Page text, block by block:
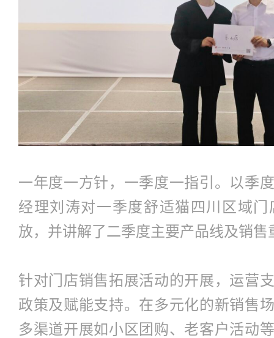
一年度一方针，一季度一指引。以季
经理刘涛对一季度舒适猫四川区域
放，并讲解了二季度主要产品线及销售
针对门店销售拓展活动的开展，运营
政策及赋能支持。在多元化的新销售
多渠道开展如小区团购、老客户活动